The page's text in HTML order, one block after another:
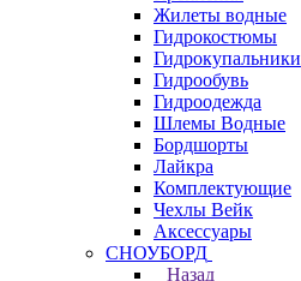
Жилеты водные
Гидрокостюмы
Гидрокупальники
Гидрообувь
Гидроодежда
Шлемы Водные
Бордшорты
Лайкра
Комплектующие
Чехлы Вейк
Аксессуары
СНОУБОРД
Назад